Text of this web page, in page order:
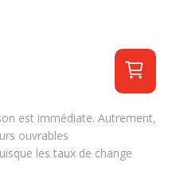
est immédiate. Autrement,
ouvrables
les taux de change